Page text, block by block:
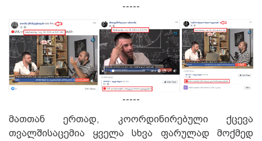
-----
-----
მათთან ერთად, კოორდინირებული ქცევა
თვალშისაცემია ყველა სხვა ფარულად მოქმედ